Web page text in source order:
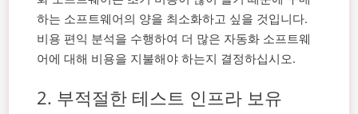
하는 소프트웨어의 양을 최소화하고 싶을 것입니다.
비용 편익 분석을 수행하여 더 많은 자동화 소프트웨
어에 대해 비용을 지불해야 하는지 결정하십시오.
2. 부적절한 테스트 인프라 보유